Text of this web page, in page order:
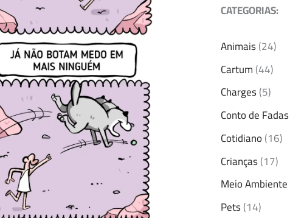
CATEGORIAS:
Animais(24)
Cartum(44)
Charges(5)
Conto de Fadas
Cotidiano(16)
Crianças(17)
Meio Ambiente
Pets(14)